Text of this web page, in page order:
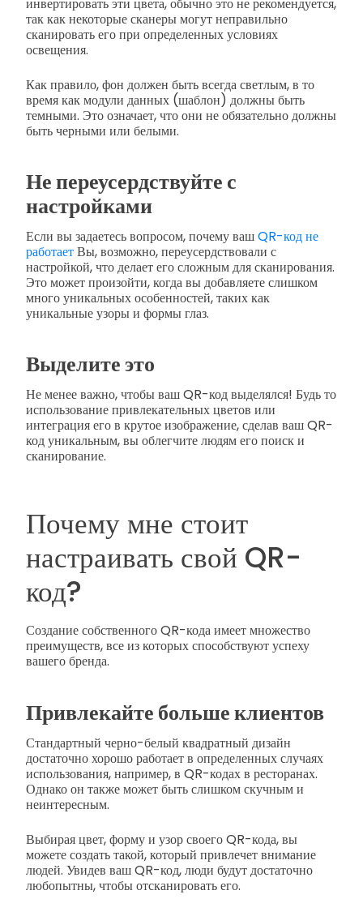
так как некоторые сканеры могут неправильно
сканировать его при определенных условиях
освещения.
Как правило, фон должен быть всегда светлым, в то
время как модули данных (шаблон) должны быть
темными. Это означает, что они не обязательно должны
быть черными или белыми.
Не переусердствуйте с
настройками
Если вы задаетесь вопросом, почему вашQR-код не
работаетВы, возможно, переусердствовали с
настройкой, что делает его сложным для сканирования.
Это может произойти, когда вы добавляете слишком
много уникальных особенностей, таких как
уникальные узоры и формы глаз.
Выделите это
Не менее важно, чтобы ваш QR-код выделялся! Будь то
использование привлекательных цветов или
интеграция его в крутое изображение, сделав ваш QR-
код уникальным, вы облегчите людям его поиск и
сканирование.
Почему мне стоит
настраивать свой QR-
код?
Создание собственного QR-кода имеет множество
преимуществ, все из которых способствуют успеху
вашего бренда.
Привлекайте больше клиентов
Стандартный черно-белый квадратный дизайн
достаточно хорошо работает в определенных случаях
использования, например, в QR-кодах в ресторанах.
Однако он также может быть слишком скучным и
неинтересным.
Выбирая цвет, форму и узор своего QR-кода, вы
можете создать такой, который привлечет внимание
людей. Увидев ваш QR-код, люди будут достаточно
любопытны, чтобы отсканировать его.